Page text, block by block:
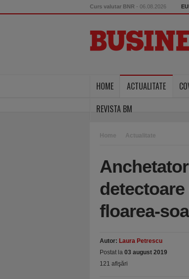
Curs valutar BNR - 06.08.2026
HOME ACTUALITATE
REVISTA BM
Home Actualitate
floarea-
Autor: Laura Petrescu
Postat la 03 august 2019
121 afişări